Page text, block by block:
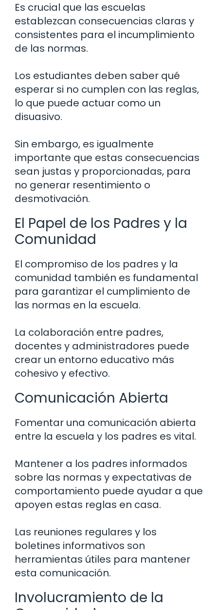
Es crucial que las escuelas
establezcan consecuencias claras y
consistentes para el incumplimiento
de las normas.
Los estudiantes deben saber qué
esperar si no cumplen con las reglas,
lo que puede actuar como un
disuasivo.
Sin embargo, es igualmente
importante que estas consecuencias
sean justas y proporcionadas, para
no generar resentimiento o
desmotivación.
El Papel de los Padres y la
Comunidad
El compromiso de los padres y la
comunidad también es fundamental
para garantizar el cumplimiento de
las normas en la escuela.
La colaboración entre padres,
docentes y administradores puede
crear un entorno educativo más
cohesivo y efectivo.
Comunicación Abierta
Fomentar una comunicación abierta
entre la escuela y los padres es vital.
Mantener a los padres informados
sobre las normas y expectativas de
comportamiento puede ayudar a que
apoyen estas reglas en casa.
Las reuniones regulares y los
boletines informativos son
herramientas útiles para mantener
esta comunicación.
Involucramiento de la